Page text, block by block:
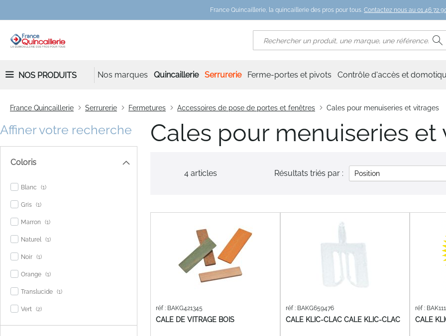
France Quincaillerie, la quincaillerie des pros pour tous. Contactez nous au 01 46 72
NOS PRODUITS Nos marques Quincaillerie Serrurerie Ferme-portes et pivots Contrôle d'accès et
France Quincaillerie Serrurerie Fermetures Accessoires de pose de portes et fenêtres Cales pour menuiseries et vitrages
Cales pour menuiseries et
4 articles Résultats triés par :
CALE DE VITRAGE BOIS
réf : BAKG421345
CALE KLIC-CLAC CALE KLIC-CLAC
réf : BAKG659476
CALE
réf :
Affiner votre recherche
Coloris
Blanc 1item
Gris 1item
Marron 1item
Naturel 1item
Noir 1item
Orange 1item
Translucide 1item
Vert 2items